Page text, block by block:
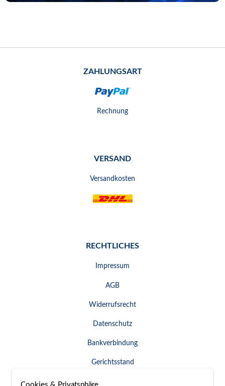
ZAHLUNGSART
Rechnung
VERSAND
Versandkosten
RECHTLICHES
Impressum
AGB
Widerrufsrecht
Datenschutz
Bankverbindung
Gerichtsstand
Widerruf erklären